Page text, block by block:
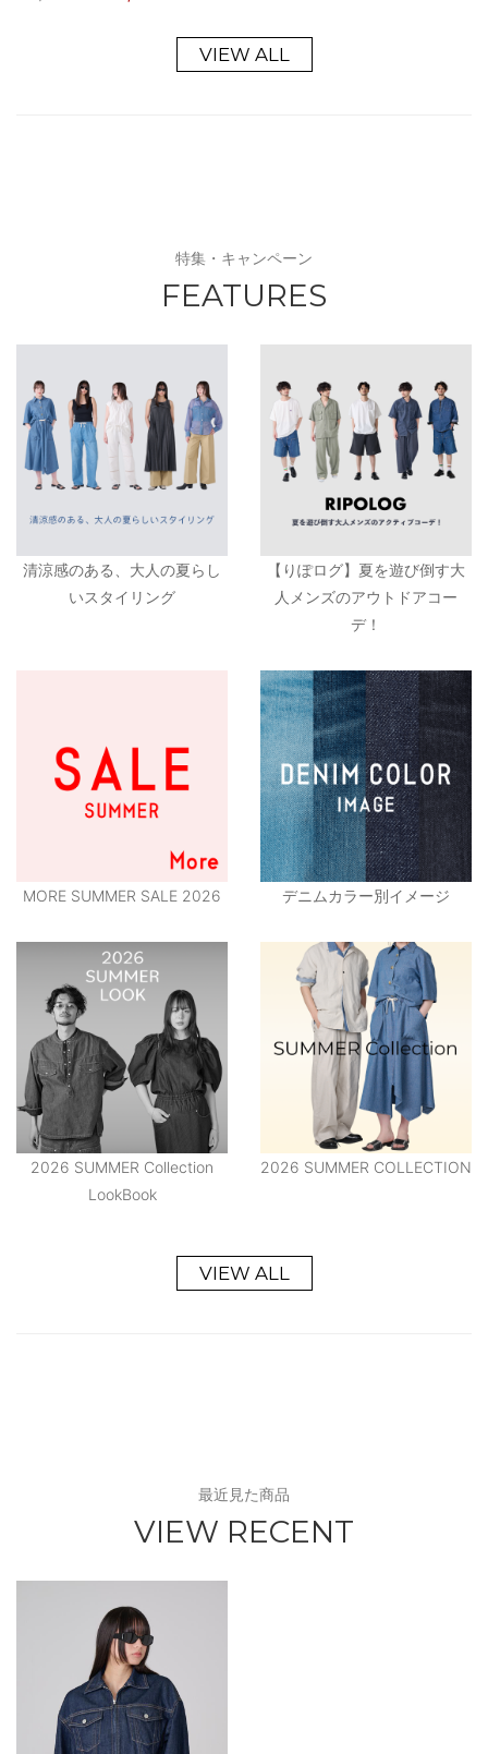
VIEW ALL
特集・キャンペーン
FEATURES
清涼感のある、大人の夏らし
いスタイリング
【りぽログ】夏を遊び倒す大
人メンズのアウトドアコー
デ！
MORE SUMMER SALE 2026 デニムカラー別イメージ
2026 SUMMER Collection
LookBook
2026 SUMMER COLLECTION
VIEW ALL
最近見た商品
VIEW RECENT